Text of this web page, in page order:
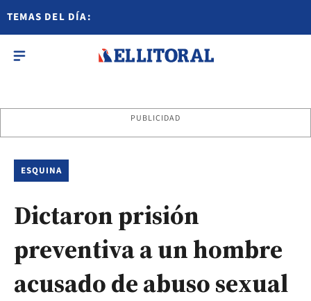
TEMAS DEL DÍA:
PUBLICIDAD
ESQUINA
Dictaron prisión
preventiva a un hombre
acusado de abuso sexual